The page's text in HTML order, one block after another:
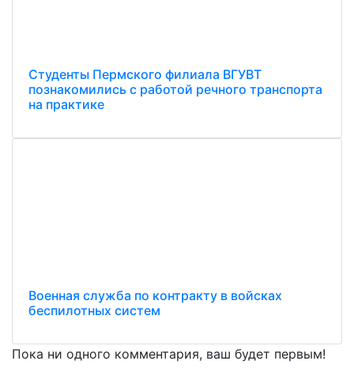
Студенты Пермского филиала ВГУВТ
познакомились с работой речного транспорта
на практике
Военная служба по контракту в войсках
беспилотных систем
Пока ни одного комментария, ваш будет первым!